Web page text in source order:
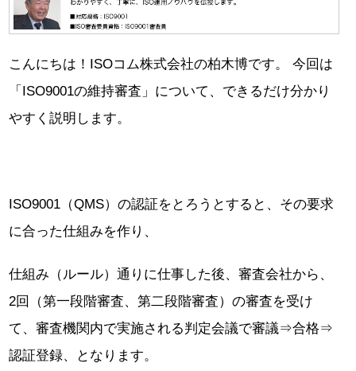
こんにちは！ISOコム株式会社の柏木博です。 今回は
「ISO9001の維持審査」について、できるだけ分かり
やすく説明します。
ISO9001（QMS）の認証をとろうとすると、その要求
に合った仕組みを作り、
仕組み（ルール）通りに仕事した後、審査会社から、
2回（第一段階審査、第二段階審査）の審査を受け
て、審査機関内で実施される判定会議で審議⇒合格⇒
認証登録、となります。